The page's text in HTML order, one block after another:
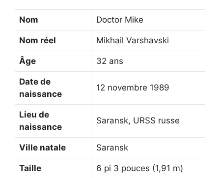
Nom Doctor Mike
Nom réel Mikhail Varshavski
Âge 32 ans
Date de
naissance
12 novembre 1989
Lieu de
naissance
Saransk, URSS russe
Ville natale Saransk
Taille 6 pi 3 pouces (1,91 m)